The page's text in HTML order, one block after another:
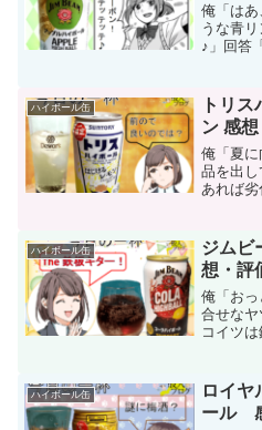
俺「は
うな青
♪」回答
んだね
ル」で
ハイボール缶
トリ
ン 感
俺「夏
品を出し
あれば
ン」で
すぎな
ハイボール缶
ジムビ
想・評
俺「おっ
合せなヤ
コイツ
介して
21日か
ハイボール缶
ロイヤ
ール